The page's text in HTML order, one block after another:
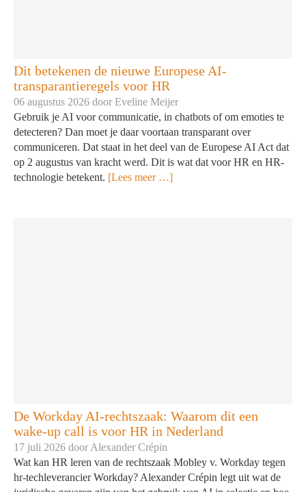
Dit betekenen de nieuwe Europese AI-
transparantieregels voor HR
06 augustus 2026 doorEveline Meijer
Gebruik je AI voor communicatie, in chatbots of om emoties te
detecteren? Dan moet je daar voortaan transparant over
communiceren. Dat staat in het deel van de Europese AI Act dat
op 2 augustus van kracht werd. Dit is wat dat voor HR en HR-
technologie betekent. [Lees meer …]
De Workday AI-rechtszaak: Waarom dit een
wake-up call is voor HR in Nederland
17 juli 2026 door Alexander Crépin
Wat kan HR leren van de rechtszaak Mobley v. Workday tegen
hr-techleverancier Workday? Alexander Crépin legt uit wat de